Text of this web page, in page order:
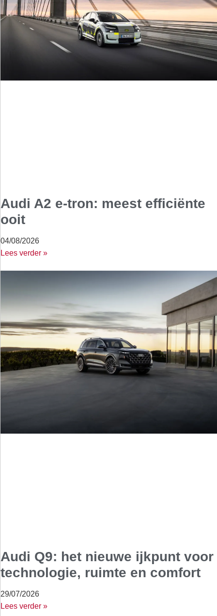
Audi A2 e-tron: meest efficiënte
ooit
04/08/2026
Lees verder »
Audi Q9: het nieuwe ijkpunt voor
technologie, ruimte en comfort
29/07/2026
Lees verder »